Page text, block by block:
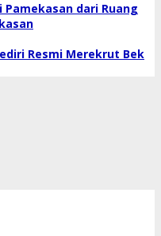
dari Ruang
Resmi Merekrut Bek